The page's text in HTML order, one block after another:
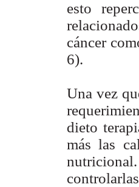
esto
cáncer
6).
Una vez
dieto
más las
nutricional.